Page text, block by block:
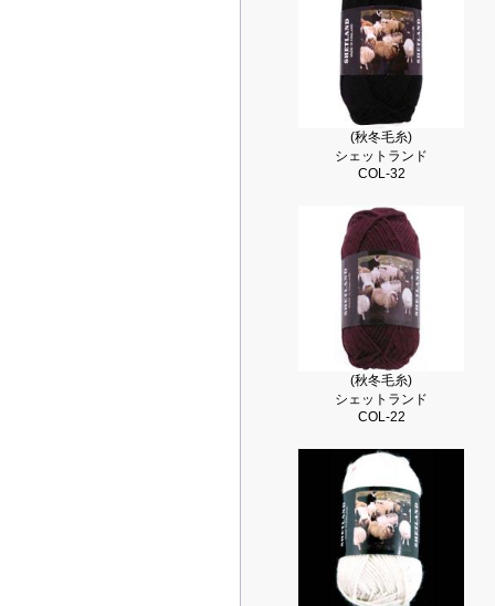
(秋冬毛糸)
シェットランド
COL-32
(秋冬毛糸)
シェットランド
COL-22